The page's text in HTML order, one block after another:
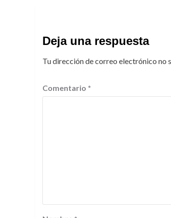
Deja una respuesta
Tu dirección de correo electrónico no
Comentario *